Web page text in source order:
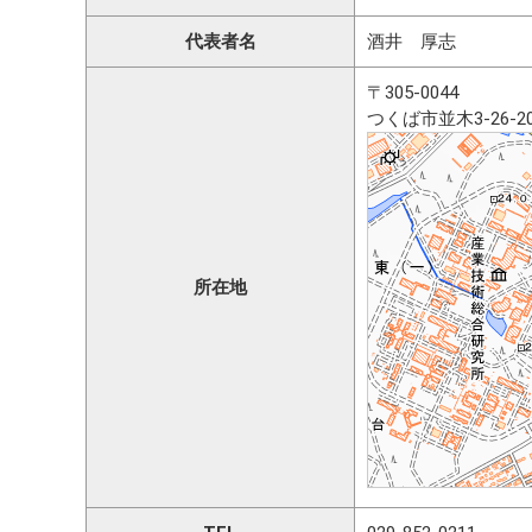
代表者名 酒井 厚志
所在地
〒305-0044
つくば市並木3-26-